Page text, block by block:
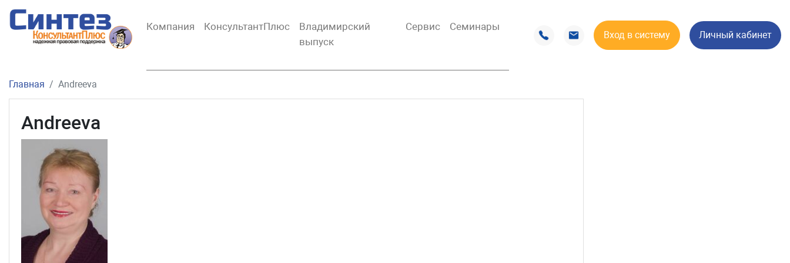
Компания КонсультантПлюс
Владимирский
выпуск
Сервис Семинары
Вход в систему Личный кабинет
Главная Andreeva
Andreeva